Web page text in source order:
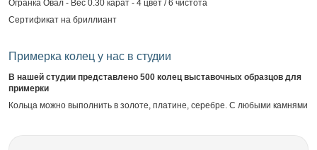
Огранка Овал - Вес 0.30 карат - 4 цвет / 6 чистота
Сертификат на бриллиант
Примерка колец у нас в студии
В нашей студии представлено 500 колец выставочных образцов для
примерки
Кольца можно выполнить в золоте, платине, серебре. С любыми камнями